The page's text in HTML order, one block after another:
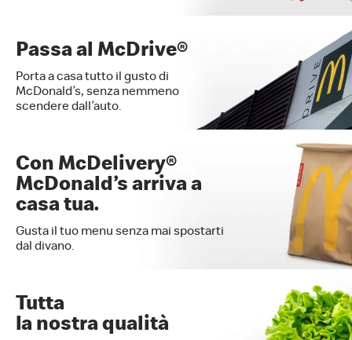
Passa al McDrive®
Porta a casa tutto il gusto di
McDonald’s, senza nemmeno
scendere dall’auto.
Con McDelivery®
McDonald’s arriva a
casa tua.
Gusta il tuo menu senza mai spostarti
dal divano.
Tutta
la nostra qualità